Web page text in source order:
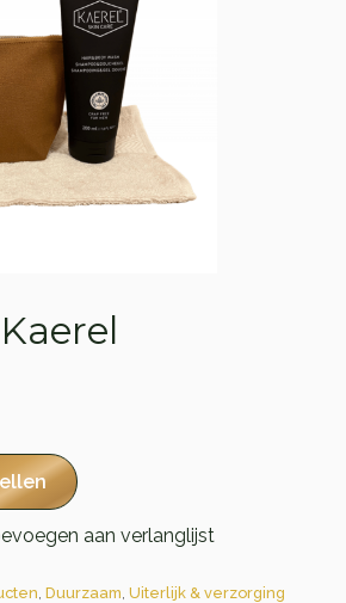
aan verlanglijst
, Duurzaam, Uiterlijk & verzorging